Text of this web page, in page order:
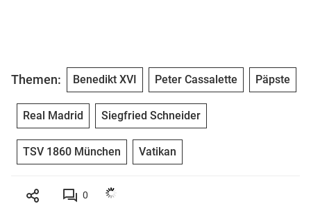
Themen: Benedikt XVI Peter Cassalette Päpste
Real Madrid Siegfried Schneider
TSV 1860 München Vatikan
0